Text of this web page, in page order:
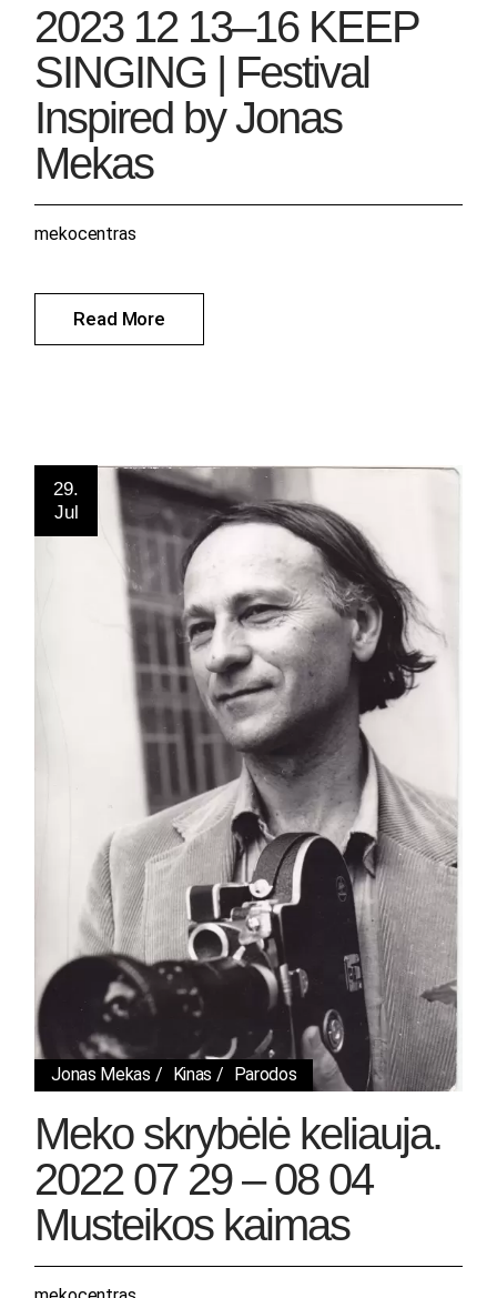
2023 12 13–16 KEEP
SINGING | Festival
Inspired by Jonas
Mekas
Read More
mekocentras
29.
Jul
Jonas Mekas Kinas Parodos
Meko skrybėlė keliauja.
2022 07 29 – 08 04
Musteikos kaimas